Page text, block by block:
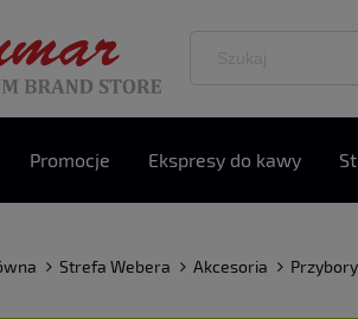
Promocje Ekspresy do kawy
Strefa Webera Akcesoria